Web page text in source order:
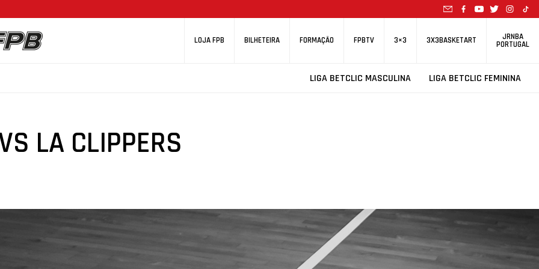
LOJA FPB BILHETEIRA FORMAÇÃO FPBTV 3×3 3X3BASKETART JRNBA
PORTUGAL
LIGA BETCLIC MASCULINA LIGA BETCLIC FEMININA
LA CLIPPERS